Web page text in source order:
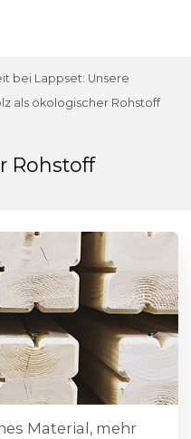
bei Lappset: Unsere
als ökologischer Rohstoff
Rohstoff
Material, mehr